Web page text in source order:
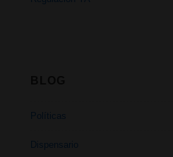
Políticas
Dispensario